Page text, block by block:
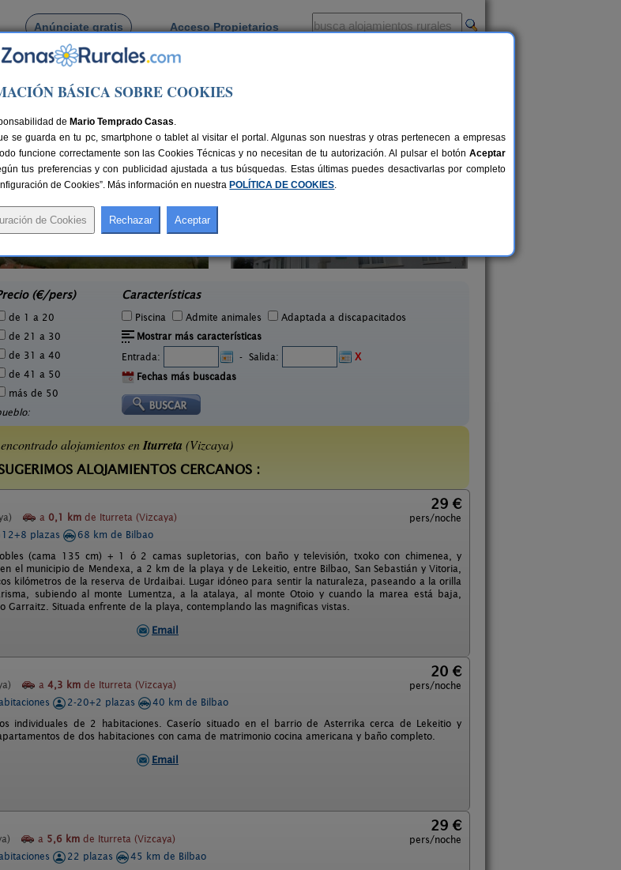
Anúnciate gratis Acceso Propietarios
Casa Rural Itxas Ertz
(€/pers)
de 1 a 20
de 21 a 30
de 31 a 40
de 41 a 50
más de 50
Características
Piscina Admite animales
Adaptada a discapacitados
Mostrar más características
Entrada:
- Salida:
X
Fechas más buscadas
alojamientos enIturreta (Vizcaya)
ALOJAMIENTOS CERCANOS :
a 0,1 km de Iturreta (Vizcaya)
29 €
pers/noche
12+8 plazas
68 km de Bilbao
(cama 135 cm) + 1 ó 2 camas supletorias, con baño y televisión, txoko con chimenea, y
el municipio de Mendexa, a 2 km de la playa y de Lekeitio, entre Bilbao, San Sebastián y Vitoria,
kilómetros de la reserva de Urdaibai. Lugar idóneo para sentir la naturaleza, paseando a la orilla
subiendo al monte Lumentza, a la atalaya, al monte Otoio y cuando la marea está baja,
Garraitz. Situada enfrente de la playa, contemplando las magnificas vistas.
Email
a 4,3 km de Iturreta (Vizcaya)
20 €
pers/noche
2-20+2 plazas
40 km de Bilbao
individuales de 2 habitaciones. Caserío situado en el barrio de Asterrika cerca de Lekeitio y
de dos habitaciones con cama de matrimonio cocina americana y baño completo.
Email
a 5,6 km de Iturreta (Vizcaya)
29 €
pers/noche
22 plazas
45 km de Bilbao
BÁSICA SOBRE COOKIES
de Mario Temprado Casas.
se guarda en tu pc, smartphone o tablet al visitar el portal. Algunas son nuestras y otras pertenecen a empresas
funcione correctamente son las Cookies Técnicas y no necesitan de tu autorización. Al pulsar el botón Aceptar
tus preferencias y con publicidad ajustada a tus búsquedas. Estas últimas puedes desactivarlas por completo
de Cookies”. Más información en nuestra POLÍTICA DE COOKIES.